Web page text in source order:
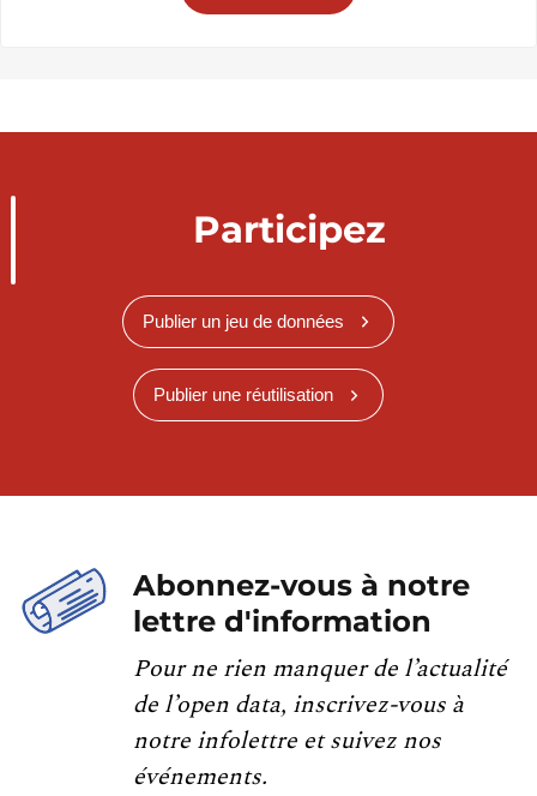
Participez
Publier un jeu de données
Publier une réutilisation
Abonnez-vous à notre
lettre d'information
Pour ne rien manquer de l’actualité
de l’open data, inscrivez-vous à
notre infolettre et suivez nos
événements.